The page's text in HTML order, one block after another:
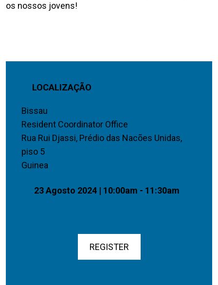
os nossos jovens!
LOCALIZAÇÃO
Bissau
Resident Coordinator Office
Rua Rui Djassi, Prédio das Nacões Unidas,
piso 5
Guinea
23 Agosto 2024 | 10:00am - 11:30am
REGISTER